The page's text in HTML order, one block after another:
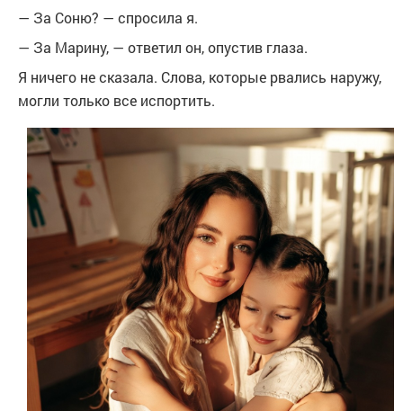
— За Соню? — спросила я.
— За Марину, — ответил он, опустив глаза.
Я ничего не сказала. Слова, которые рвались наружу,
могли только все испортить.